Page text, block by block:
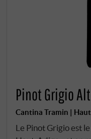
Pinot Grigio
Cantina Tramin |
Le Pinot Grigio est